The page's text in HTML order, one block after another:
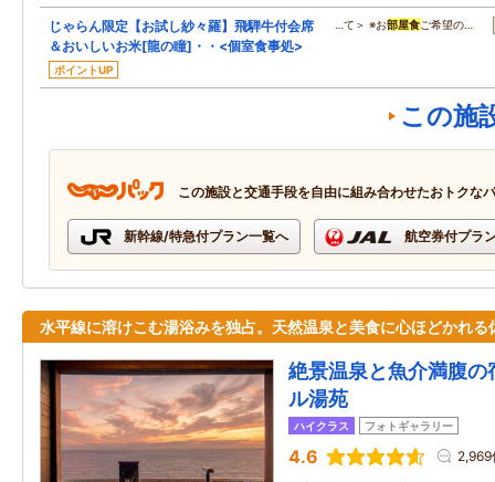
じゃらん限定【お試し紗々羅】飛騨牛付会席
＆おいしいお米[龍の瞳]・・<個室食事処>
ポイントUP
…て＞ ※お部屋食ご希望の…
この施
この施設と交通手段を自由に組み合わせたおトクな
新幹線/特急付プラン一覧へ 航空券付プラ
水平線に溶けこむ湯浴みを独占。天然温泉と美食に心ほどかれる
絶景温泉と魚介満腹
ル湯苑
ハイクラス フォトギャラリー
4.6 2,969